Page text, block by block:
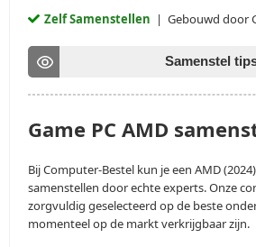
Zelf Samenstellen | Gebouwd door
Samenstel
Game PC AMD
Bij Computer-Bestel kun je een AMD
samenstellen door echte experts. Onze
zorgvuldig geselecteerd op de beste
momenteel op de markt verkrijgbaar zijn.